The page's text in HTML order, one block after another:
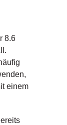
8.6
einem